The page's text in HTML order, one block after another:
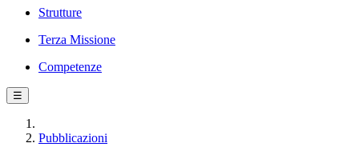
Strutture
Terza Missione
Competenze
☰
Pubblicazioni